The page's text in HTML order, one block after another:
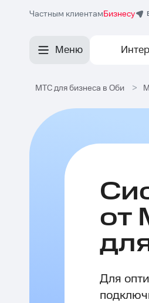
Частным клиентамБизнесу
Меню
МТС для бизнеса в Оби >
от
Для